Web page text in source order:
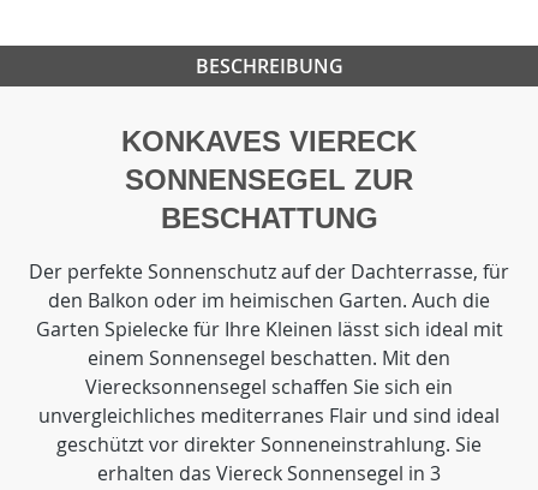
BESCHREIBUNG
KONKAVES VIERECK
SONNENSEGEL ZUR
BESCHATTUNG
Der perfekte Sonnenschutz auf der Dachterrasse, für
den Balkon oder im heimischen Garten. Auch die
Garten Spielecke für Ihre Kleinen lässt sich ideal mit
einem Sonnensegel beschatten. Mit den
Vierecksonnensegel schaffen Sie sich ein
unvergleichliches mediterranes Flair und sind ideal
geschützt vor direkter Sonneneinstrahlung. Sie
erhalten das Viereck Sonnensegel in 3